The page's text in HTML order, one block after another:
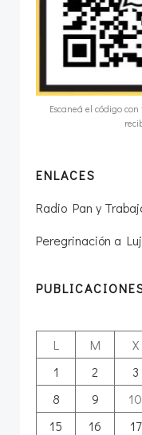
Escaneá el código
ENLACES
Radio Pan y
Peregrinación a
L
M X
1
2 3
8
9 10
15
16 17